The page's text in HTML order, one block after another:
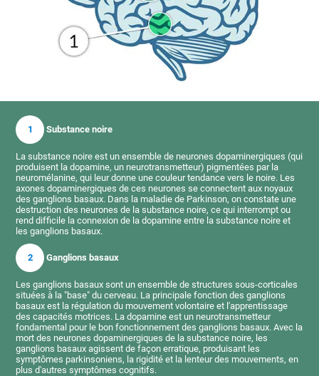
1 Substance noire
La substance noire est un ensemble de neurones dopaminergiques (qui
produisent la dopamine, un neurotransmetteur) pigmentées par la
neuromélanine, qui leur donne une couleur tendance vers le noire. Les
axones dopaminergiques de ces neurones se connectent aux noyaux
des ganglions basaux. Dans la maladie de Parkinson, on constate une
destruction des neurones de la substance noire, ce qui interrompt ou
rend difficile la connexion de la dopamine entre la substance noire et
les ganglions basaux.
2 Ganglions basaux
Les ganglions basaux sont un ensemble de structures sous-corticales
situées à la "base" du cerveau. La principale fonction des ganglions
basaux est la régulation du mouvement volontaire et l'apprentissage
des capacités motrices. La dopamine est un neurotransmetteur
fondamental pour le bon fonctionnement des ganglions basaux. Avec la
mort des neurones dopaminergiques de la substance noire, les
ganglions basaux agissent de façon erratique, produisant les
symptômes parkinsoniens, la rigidité et la lenteur des mouvements, en
plus d'autres symptômes cognitifs.